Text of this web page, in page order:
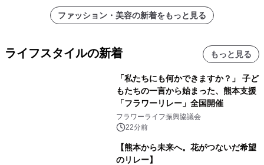
ファッション・美容の新着をもっと見る
ライフスタイルの新着 もっと見る
「私たちにも何かできますか？」 子ど
もたちの一言から始まった、熊本支援
「フラワーリレー」全国開催
フラワーライフ振興協議会
22分前
【熊本から未来へ。花がつないだ希望
のリレー】